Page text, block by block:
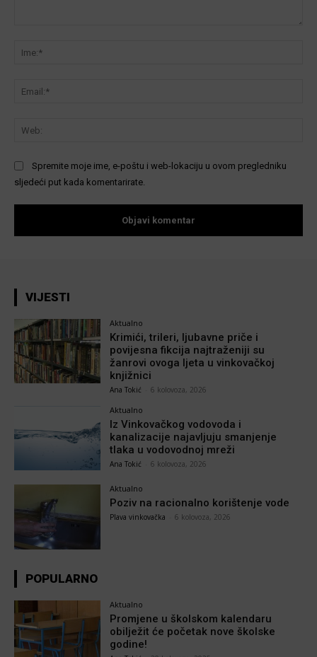
Spremite moje ime, e-poštu i web-lokaciju u ovom pregledniku
sljedeći put kada komentarirate.
VIJESTI
Aktualno
Krimići, trileri, ljubavne priče i
povijesna fikcija najtraženiji su
žanrovi ovoga ljeta u vinkovačkoj
knjižnici
Ana Tokić 6 kolovoza, 2026
Aktualno
Iz Vinkovačkog vodovoda i
kanalizacije najavljuju smanjenje
tlaka u vodovodnoj mreži
Ana Tokić 6 kolovoza, 2026
Aktualno
Poziv na racionalno korištenje vode
Plava vinkovačka 6 kolovoza, 2026
POPULARNO
Aktualno
Promjene u školskom kalendaru
obilježit će početak nove školske
godine!